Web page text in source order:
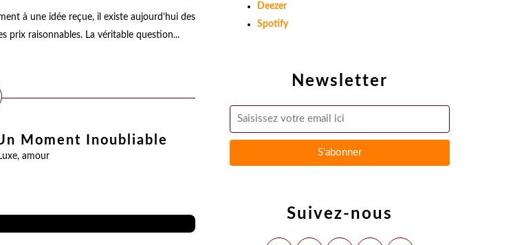
à une idée reçue, il existe aujourd’hui des
prix raisonnables. La véritable question...
Moment Inoubliable
, amour
Newsletter
Suivez-nous
Deezer
Spotify